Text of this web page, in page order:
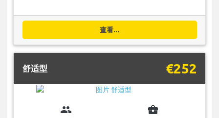
查看...
舒适型 €252
group business_center